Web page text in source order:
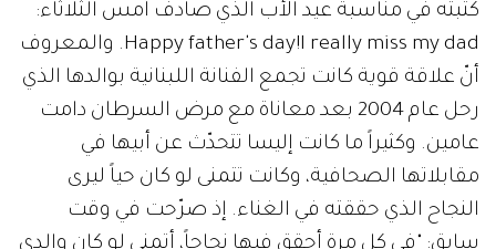
كتبته في مناسبة عيد الأب الذي صادف أمس الثلاثاء:
Happy father's day!I really miss my dad. والمعروف
أنّ علاقة قوية كانت تجمع الفنانة اللبنانية بوالدها الذي
رحل عام 2004 بعد معاناة مع مرض السرطان دامت
عامين. وكثيراً ما كانت إليسا تتحدّث عن أبيها في
مقابلاتها الصحافية، وكانت تتمنى لو كان حياً ليرى
النجاح الذي حققته في الغناء. إذ صرّحت في وقت
سابق: "في كل مرة أحقق فيها نجاحاً، أتمنى لو كان والدي